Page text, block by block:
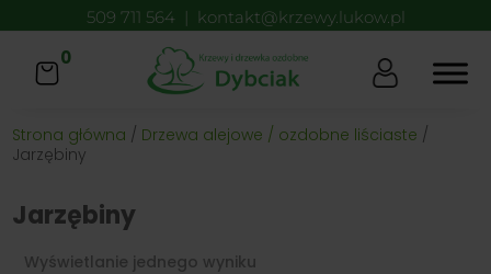
509 711 564 | kontakt@krzewy.lukow.pl
0
Strona główna / Drzewa alejowe / ozdobne liściaste /
Jarzębiny
Jarzębiny
Wyświetlanie jednego wyniku